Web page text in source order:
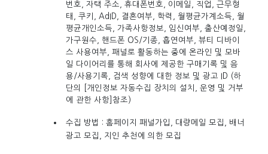
번호, 자택 주소, 휴대폰번호, 이메일, 직업, 근무형
태, 쿠키, AdID, 결혼여부, 학력, 월평균가계소득, 월
평균개인소득, 가족사항정보, 임신여부, 출산예정일,
가구원수, 핸드폰 OS/기종, 흡연여부, 뷰티 디바이
스 사용여부, 패널로 활동하는 중에 온라인 및 모바
일 다이어리를 통해 회사에 제공한 구매기록 및 음
용/사용기록, 검색 성향에 대한 정보 및 광고 ID (하
단의 [개인정보 자동수집 장치의 설치, 운영 및 거부
에 관한 사항]참조)
수집 방법 : 홈페이지 패널가입, 대량메일 모집, 배너
광고 모집, 지인 추천에 의한 모집